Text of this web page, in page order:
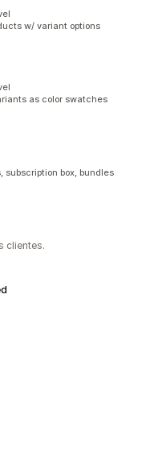
w/ variant options
as color swatches
subscription box, bundles
clientes.